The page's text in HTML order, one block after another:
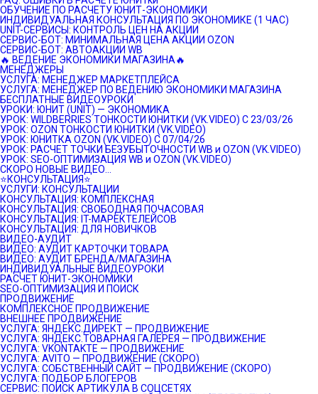
ОБУЧЕНИЕ ПО РАСЧЕТУ ЮНИТ-ЭКОНОМИКИ
ИНДИВИДУАЛЬНАЯ КОНСУЛЬТАЦИЯ ПО ЭКОНОМИКЕ (1 ЧАС)
UNIT-СЕРВИСЫ: КОНТРОЛЬ ЦЕН НА АКЦИИ
СЕРВИС-БОТ: МИНИМАЛЬНАЯ ЦЕНА АКЦИИ OZON
СЕРВИС-БОТ: АВТОАКЦИИ WB
🔥 ВЕДЕНИЕ ЭКОНОМИКИ МАГАЗИНА🔥
МЕНЕДЖЕРЫ
УСЛУГА: МЕНЕДЖЕР МАРКЕТПЛЕЙСА
УСЛУГА: МЕНЕДЖЕР ПО ВЕДЕНИЮ ЭКОНОМИКИ МАГАЗИНА
БЕСПЛАТНЫЕ ВИДЕОУРОКИ
УРОКИ: ЮНИТ (UNIT) — ЭКОНОМИКА
УРОК: WILDBERRIES ТОНКОСТИ ЮНИТКИ (VK.VIDEO) C 23/03/26
УРОК: OZON ТОНКОСТИ ЮНИТКИ (VK.VIDEO)
УРОК: ЮНИТКА OZON (VK.VIDEO) C 07/04/26
УРОК: РАСЧЕТ ТОЧКИ БЕЗУБЫТОЧНОСТИ WB и OZON (VK.VIDEO)
УРОК: SEO-ОПТИМИЗАЦИЯ WB и OZON (VK.VIDEO)
СКОРО НОВЫЕ ВИДЕО…
⭐️КОНСУЛЬТАЦИЯ⭐️
УСЛУГИ: КОНСУЛЬТАЦИИ
КОНСУЛЬТАЦИЯ: КОМПЛЕКСНАЯ
КОНСУЛЬТАЦИЯ: СВОБОДНАЯ ПОЧАСОВАЯ
КОНСУЛЬТАЦИЯ: IT-МАРЕКТЕЛЕЙСОВ
КОНСУЛЬТАЦИЯ: ДЛЯ НОВИЧКОВ
ВИДЕО-АУДИТ
ВИДЕО: АУДИТ КАРТОЧКИ ТОВАРА
ВИДЕО: АУДИТ БРЕНДА/МАГАЗИНА
ИНДИВИДУАЛЬНЫЕ ВИДЕОУРОКИ
РАСЧЕТ ЮНИТ-ЭКОНОМИКИ
SEO-ОПТИМИЗАЦИЯ И ПОИСК
ПРОДВИЖЕНИЕ
КОМПЛЕКСНОЕ ПРОДВИЖЕНИЕ
ВНЕШНЕЕ ПРОДВИЖЕНИЕ
УСЛУГА: ЯНДЕКС.ДИРЕКТ — ПРОДВИЖЕНИЕ
УСЛУГА: ЯНДЕКС.ТОВАРНАЯ ГАЛЕРЕЯ — ПРОДВИЖЕНИЕ
УСЛУГА: VKONTAKTE — ПРОДВИЖЕНИЕ
УСЛУГА: AVITO — ПРОДВИЖЕНИЕ (СКОРО)
УСЛУГА: СОБСТВЕННЫЙ САЙТ — ПРОДВИЖЕНИЕ (СКОРО)
УСЛУГА: ПОДБОР БЛОГЕРОВ
СЕРВИС: ПОИСК АРТИКУЛА В СОЦСЕТЯХ